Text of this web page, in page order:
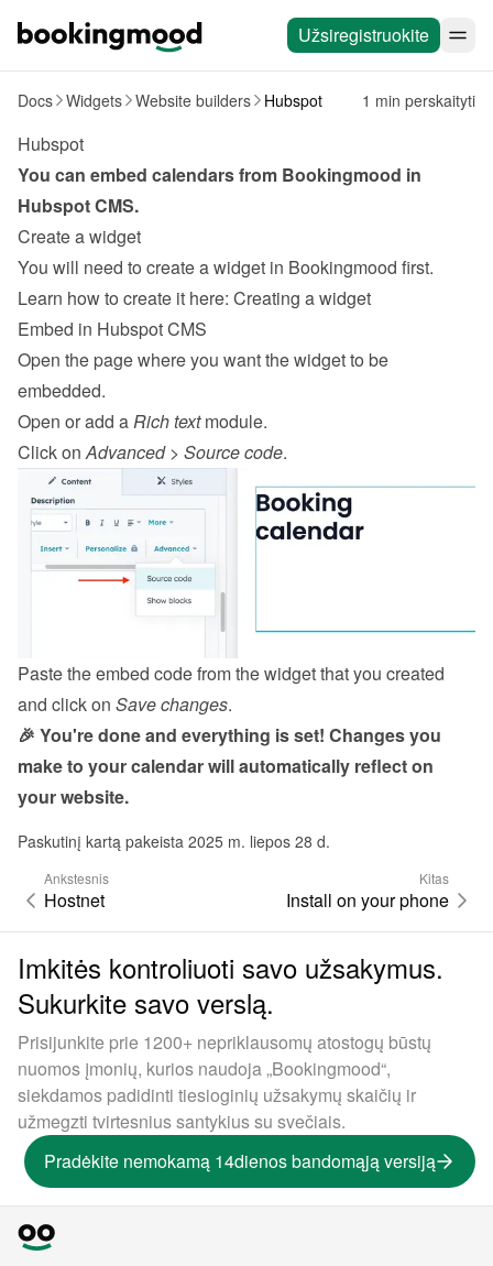
Užsiregistruokite
Docs Widgets Website builders Hubspot 1 min perskaityti
Hubspot
HubspotCMS.
Create a widget
You will need to create a widget in Bookingmood first.
Learn how to create it here: Creating a widget
Embed in Hubspot CMS
Open the page where you want the widget to be
embedded.
Open or add a Rich text module.
Click on Advanced > Source code.
Paste the embed code from the widget that you created
and click on Save changes.
🎉 You're done and everything is set! Changes you
make to your calendar will automatically reflect on
your website.
Paskutinį kartą pakeista 2025 m. liepos 28 d.
Ankstesnis
Hostnet
Kitas
Install on your phone
Imkitės kontroliuoti savo užsakymus.
Sukurkite savo verslą.
Prisijunkite prie 1200+ nepriklausomų atostogų būstų
nuomos įmonių, kurios naudoja „Bookingmood“,
siekdamos padidinti tiesioginių užsakymų skaičių ir
užmegzti tvirtesnius santykius su svečiais.
Pradėkite nemokamą 14dienos bandomąją versiją